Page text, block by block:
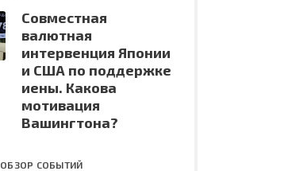
Совместная
валютная
интервенция Японии
и США по поддержке
иены. Какова
мотивация
Вашингтона?
ОБЗОР СОБЫТИЙ